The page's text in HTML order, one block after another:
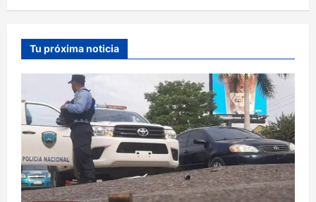
Tu próxima noticia